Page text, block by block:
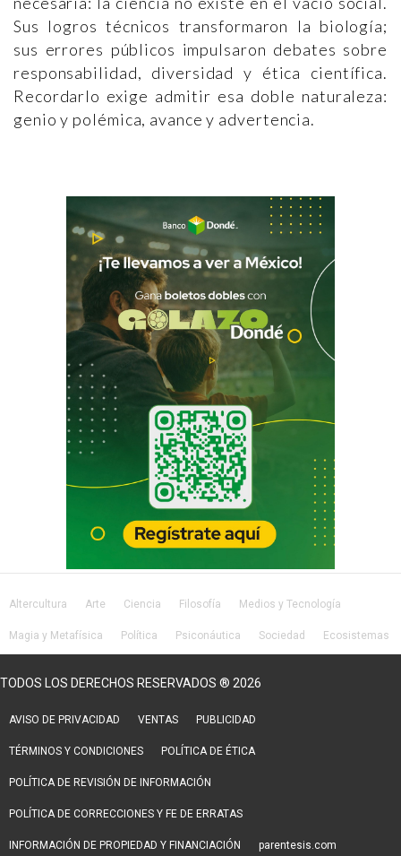
Sus logros técnicos transformaron la biología;
sus errores públicos impulsaron debates sobre
responsabilidad, diversidad y ética científica.
Recordarlo exige admitir esa doble naturaleza:
genio y polémica, avance y advertencia.
Altercultura Arte Ciencia Filosofía Medios y Tecnología
Magia y Metafísica Política Psiconáutica Sociedad Ecosistemas
TODOS LOS DERECHOS RESERVADOS ® 2026
AVISO DE PRIVACIDAD VENTAS PUBLICIDAD
TÉRMINOS Y CONDICIONES POLÍTICA DE ÉTICA
POLÍTICA DE REVISIÓN DE INFORMACIÓN
POLÍTICA DE CORRECCIONES Y FE DE ERRATAS
INFORMACIÓN DE PROPIEDAD Y FINANCIACIÓN parentesis.com